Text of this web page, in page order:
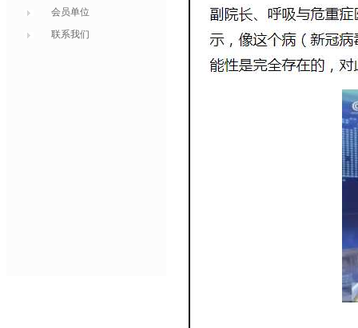
会员单位
联系我们